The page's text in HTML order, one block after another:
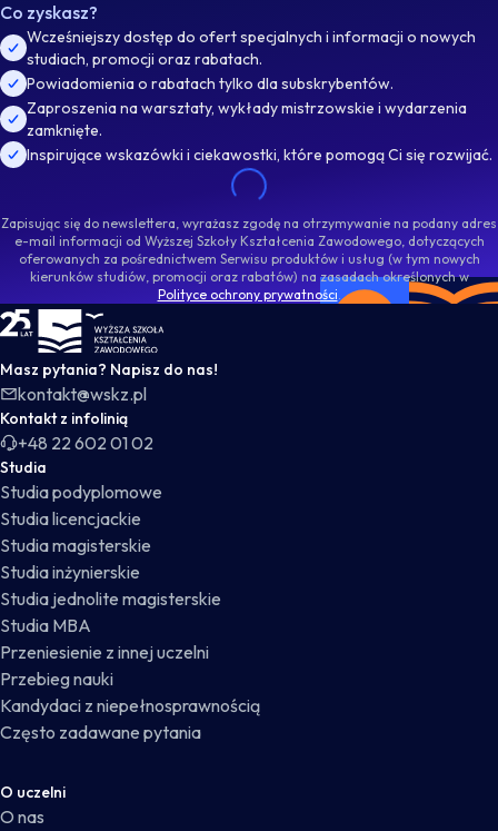
Co zyskasz?
Wcześniejszy dostęp do ofert specjalnych i informacji o nowych
studiach, promocji oraz rabatach.
Powiadomienia o rabatach tylko dla subskrybentów.
Zaproszenia na warsztaty, wykłady mistrzowskie i wydarzenia
zamknięte.
Inspirujące wskazówki i ciekawostki, które pomogą Ci się rozwijać.
Zapisując się do newslettera, wyrażasz zgodę na otrzymywanie na podany adres
e-mail informacji od Wyższej Szkoły Kształcenia Zawodowego, dotyczących
oferowanych za pośrednictwem Serwisu produktów i usług (w tym nowych
kierunków studiów, promocji oraz rabatów) na zasadach określonych w
Polityce ochrony prywatności.
WSKZ - strona główna
Masz pytania? Napisz do nas!
kontakt@wskz.pl
Kontakt z infolinią
+48 22 602 01 02
Studia
Studia podyplomowe
Studia licencjackie
Studia magisterskie
Studia inżynierskie
Studia jednolite magisterskie
Studia MBA
Przeniesienie z innej uczelni
Przebieg nauki
Kandydaci z niepełnosprawnością
Często zadawane pytania
O uczelni
O nas